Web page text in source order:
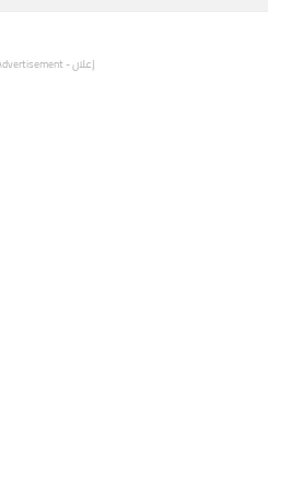
إعلان - Advertisement